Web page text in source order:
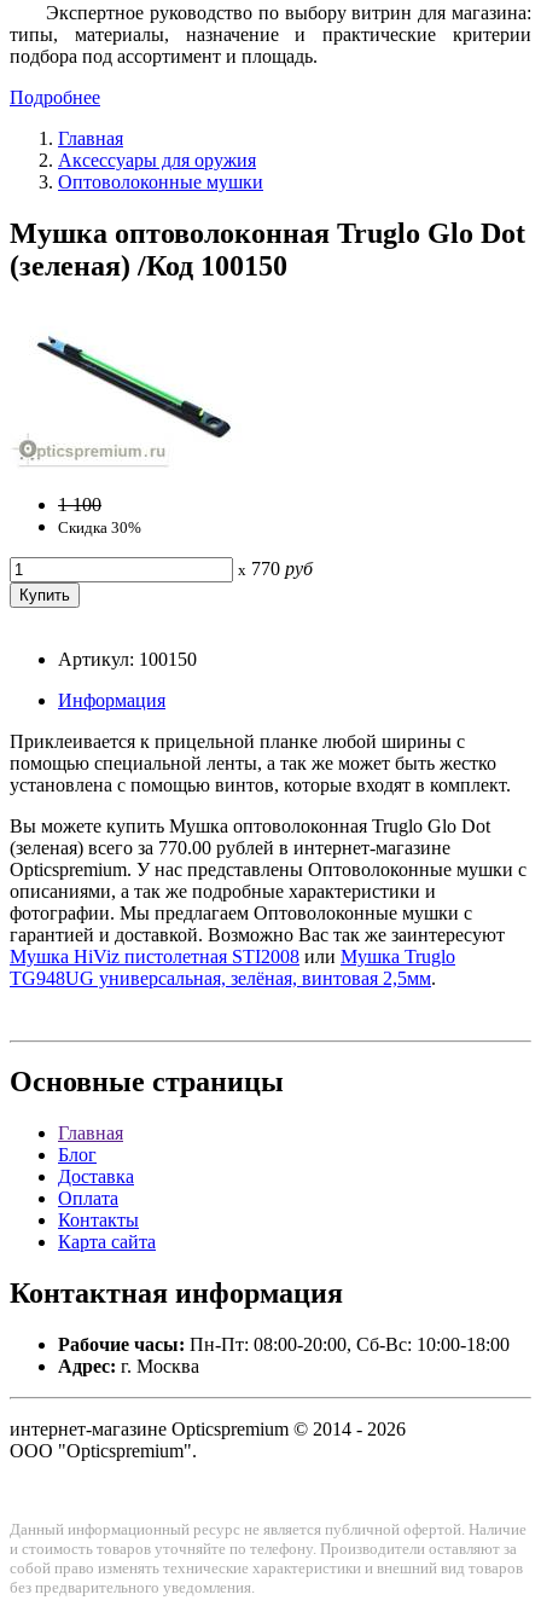
Экспертное руководство по выбору витрин для магазина:
типы, материалы, назначение и практические критерии
подбора под ассортимент и площадь.
Подробнее
Главная
Аксессуары для оружия
Оптоволоконные мушки
Мушка оптоволоконная Truglo Glo Dot
(зеленая) /Код 100150
1 100
Скидка 30%
x 770 руб
Артикул: 100150
Информация
Приклеивается к прицельной планке любой ширины с
помощью специальной ленты, а так же может быть жестко
установлена с помощью винтов, которые входят в комплект.
Вы можете купить Мушка оптоволоконная Truglo Glo Dot
(зеленая) всего за 770.00 рублей в интернет-магазине
Opticspremium. У нас представлены Оптоволоконные мушки с
описаниями, а так же подробные характеристики и
фотографии. Мы предлагаем Оптоволоконные мушки с
гарантией и доставкой. Возможно Вас так же заинтересуют
Мушка HiViz пистолетная STI2008 или Мушка Truglo
TG948UG универсальная, зелёная, винтовая 2,5мм.
Основные страницы
Главная
Блог
Доставка
Оплата
Контакты
Карта сайта
Контактная информация
Рабочие часы: Пн-Пт: 08:00-20:00, Сб-Вс: 10:00-18:00
Адрес: г. Москва
интернет-магазине Opticspremium © 2014 - 2026
ООО "Opticspremium".
Данный информационный ресурс не является публичной офертой. Наличие
и стоимость товаров уточняйте по телефону. Производители оставляют за
собой право изменять технические характеристики и внешний вид товаров
без предварительного уведомления.